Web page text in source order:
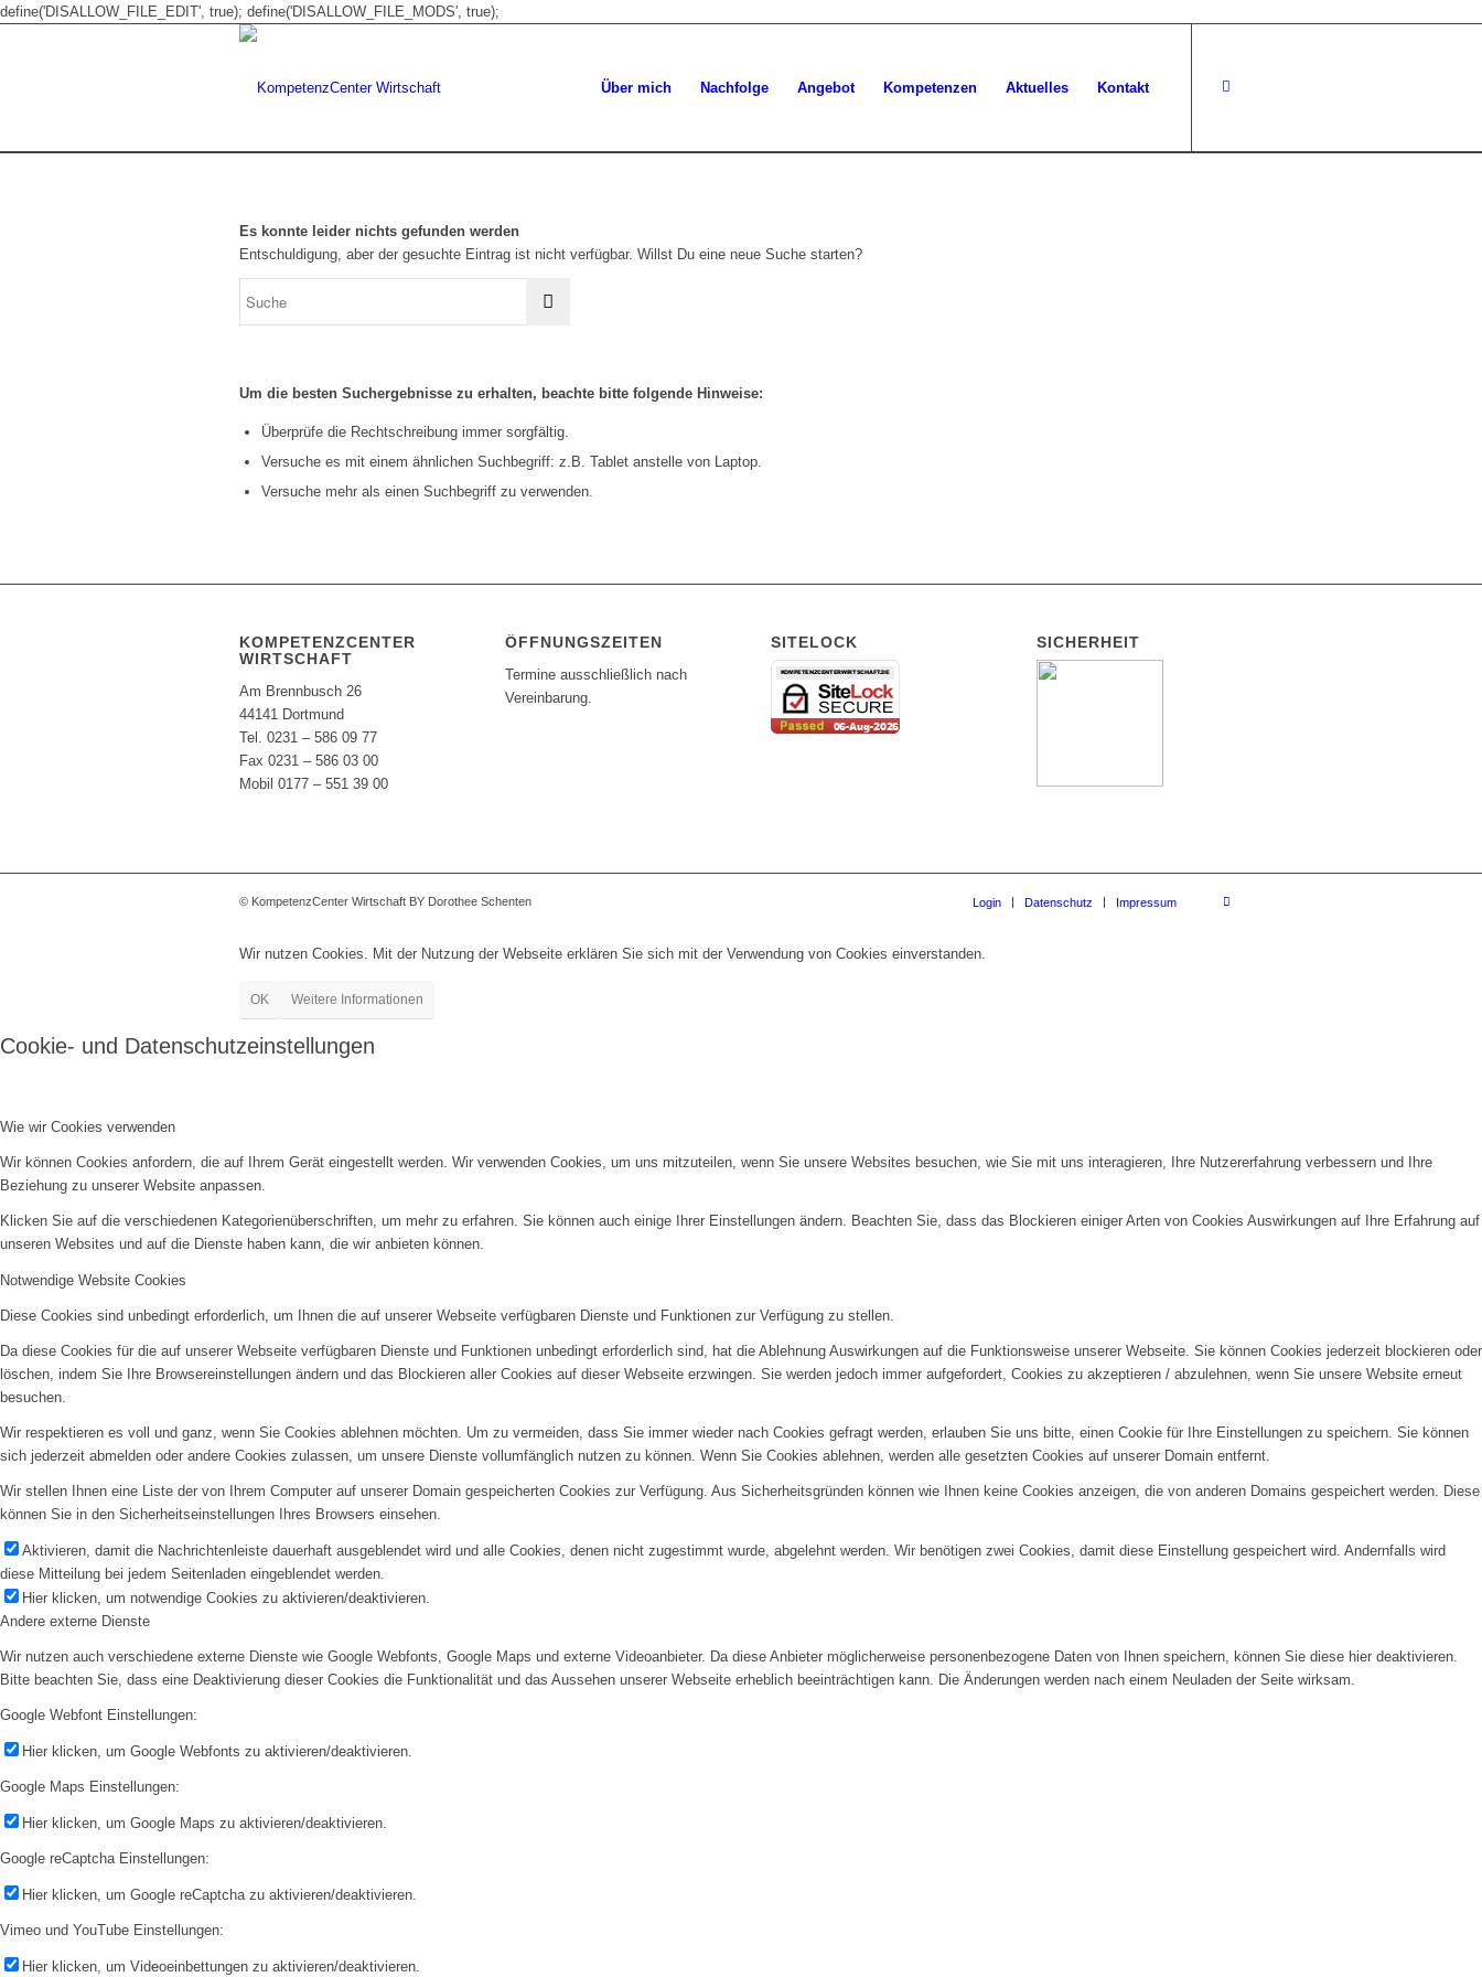
define('DISALLOW_FILE_EDIT', true); define('DISALLOW_FILE_MODS', true);
Über mich Nachfolge Angebot Kompetenzen Aktuelles Kontakt
Es konnte leider nichts gefunden werden
Entschuldigung, aber der gesuchte Eintrag ist nicht verfügbar. Willst Du eine neue Suche starten?
Um die besten Suchergebnisse zu erhalten, beachte bitte folgende Hinweise:
Überprüfe die Rechtschreibung immer sorgfältig.
Versuche es mit einem ähnlichen Suchbegriff: z.B. Tablet anstelle von Laptop.
Versuche mehr als einen Suchbegriff zu verwenden.
KOMPETENZCENTER
WIRTSCHAFT
Am Brennbusch 26
44141 Dortmund
Tel. 0231 – 586 09 77
Fax 0231 – 586 03 00
Mobil 0177 – 551 39 00
ÖFFNUNGSZEITEN
Termine ausschließlich nach
Vereinbarung.
SITELOCK SICHERHEIT
© KompetenzCenter Wirtschaft BY Dorothee Schenten Login Datenschutz Impressum
Wir nutzen Cookies. Mit der Nutzung der Webseite erklären Sie sich mit der Verwendung von Cookies einverstanden.
OK Weitere Informationen
Cookie- und Datenschutzeinstellungen
Wie wir Cookies verwenden
Wir können Cookies anfordern, die auf Ihrem Gerät eingestellt werden. Wir verwenden Cookies, um uns mitzuteilen, wenn Sie unsere Websites besuchen, wie Sie mit uns interagieren, Ihre Nutzererfahrung verbessern und Ihre
Beziehung zu unserer Website anpassen.
Klicken Sie auf die verschiedenen Kategorienüberschriften, um mehr zu erfahren. Sie können auch einige Ihrer Einstellungen ändern. Beachten Sie, dass das Blockieren einiger Arten von Cookies Auswirkungen auf Ihre Erfahrung auf
unseren Websites und auf die Dienste haben kann, die wir anbieten können.
Notwendige Website Cookies
Diese Cookies sind unbedingt erforderlich, um Ihnen die auf unserer Webseite verfügbaren Dienste und Funktionen zur Verfügung zu stellen.
Da diese Cookies für die auf unserer Webseite verfügbaren Dienste und Funktionen unbedingt erforderlich sind, hat die Ablehnung Auswirkungen auf die Funktionsweise unserer Webseite. Sie können Cookies jederzeit blockieren oder
löschen, indem Sie Ihre Browsereinstellungen ändern und das Blockieren aller Cookies auf dieser Webseite erzwingen. Sie werden jedoch immer aufgefordert, Cookies zu akzeptieren / abzulehnen, wenn Sie unsere Website erneut
besuchen.
Wir respektieren es voll und ganz, wenn Sie Cookies ablehnen möchten. Um zu vermeiden, dass Sie immer wieder nach Cookies gefragt werden, erlauben Sie uns bitte, einen Cookie für Ihre Einstellungen zu speichern. Sie können
sich jederzeit abmelden oder andere Cookies zulassen, um unsere Dienste vollumfänglich nutzen zu können. Wenn Sie Cookies ablehnen, werden alle gesetzten Cookies auf unserer Domain entfernt.
Wir stellen Ihnen eine Liste der von Ihrem Computer auf unserer Domain gespeicherten Cookies zur Verfügung. Aus Sicherheitsgründen können wie Ihnen keine Cookies anzeigen, die von anderen Domains gespeichert werden. Diese
können Sie in den Sicherheitseinstellungen Ihres Browsers einsehen.
Aktivieren, damit die Nachrichtenleiste dauerhaft ausgeblendet wird und alle Cookies, denen nicht zugestimmt wurde, abgelehnt werden. Wir benötigen zwei Cookies, damit diese Einstellung gespeichert wird. Andernfalls wird
diese Mitteilung bei jedem Seitenladen eingeblendet werden.
Hier klicken, um notwendige Cookies zu aktivieren/deaktivieren.
Andere externe Dienste
Wir nutzen auch verschiedene externe Dienste wie Google Webfonts, Google Maps und externe Videoanbieter. Da diese Anbieter möglicherweise personenbezogene Daten von Ihnen speichern, können Sie diese hier deaktivieren.
Bitte beachten Sie, dass eine Deaktivierung dieser Cookies die Funktionalität und das Aussehen unserer Webseite erheblich beeinträchtigen kann. Die Änderungen werden nach einem Neuladen der Seite wirksam.
Google Webfont Einstellungen:
Hier klicken, um Google Webfonts zu aktivieren/deaktivieren.
Google Maps Einstellungen:
Hier klicken, um Google Maps zu aktivieren/deaktivieren.
Google reCaptcha Einstellungen:
Hier klicken, um Google reCaptcha zu aktivieren/deaktivieren.
Vimeo und YouTube Einstellungen:
Hier klicken, um Videoeinbettungen zu aktivieren/deaktivieren.